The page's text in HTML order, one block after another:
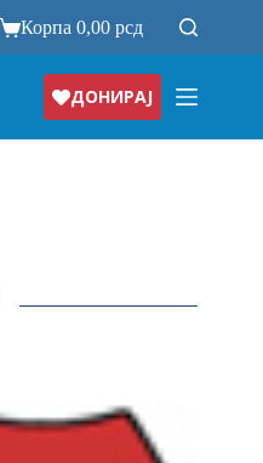
Корпа0,00рсд
ДОНИРАЈ